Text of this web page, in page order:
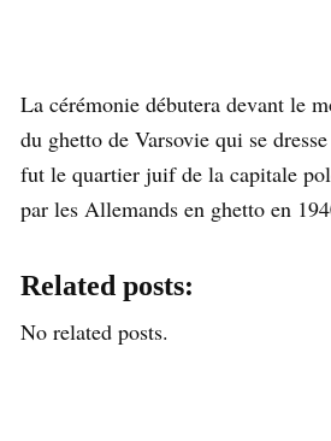
La cérémonie débutera devant le
du ghetto de Varsovie qui se
fut le quartier juif de la capitale
par les Allemands en ghetto en
Related posts:
No related posts.